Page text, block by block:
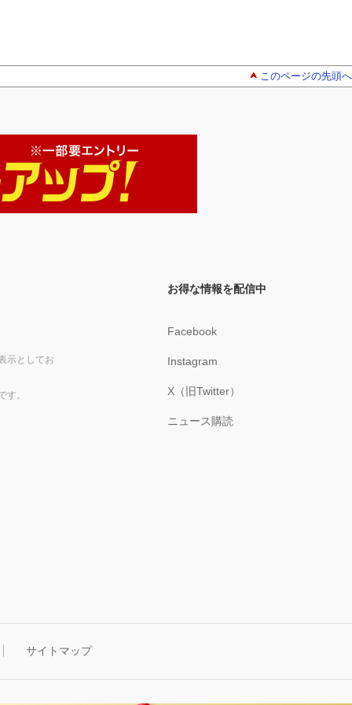
このページの先頭へ
示としてお
す。
お得な情報を配信中
Facebook
Instagram
X（旧Twitter）
ニュース購読
サイトマップ